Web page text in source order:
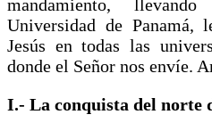
mandamiento,
Universidad de Panamá,
Jesús en todas las
donde el Señor nos envíe.
I.- La conquista del norte